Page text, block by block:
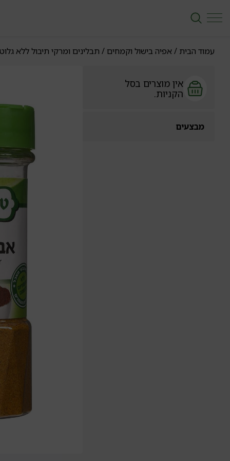
עמוד הבית /אפיה בישול וקמחים / תבלינים ומרקי תיבול ללא
אין מוצרים בסל
הקניות.
מבצעים